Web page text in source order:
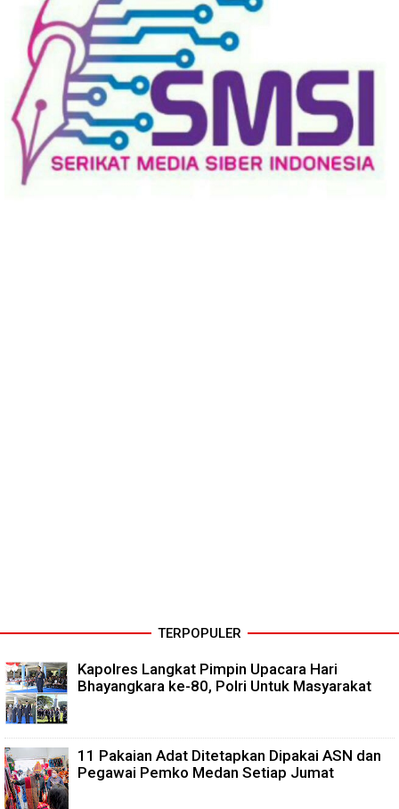
TERPOPULER
Kapolres Langkat Pimpin Upacara Hari
Bhayangkara ke-80, Polri Untuk Masyarakat
11 Pakaian Adat Ditetapkan Dipakai ASN dan
Pegawai Pemko Medan Setiap Jumat